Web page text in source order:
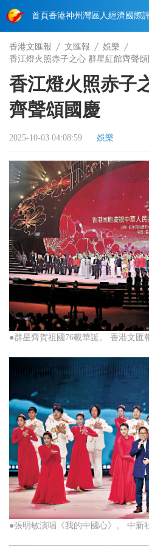
首頁香港神州 灣區人經濟國際
香港文匯報 文匯報
娛樂
香江燈火照赤子之心 群星紅館齊聲頌
香江燈火照赤子
齊聲頌國慶
2025-10-03 04:08:59 娛樂
●群星齊賀祖國76載華誕。 香港文匯
●張明敏演唱《我的中國心》。 中新